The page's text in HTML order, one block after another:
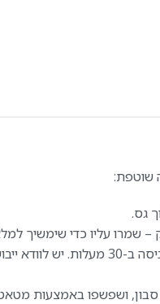
שוטפת:
גס.
ושפשפו באמצעות